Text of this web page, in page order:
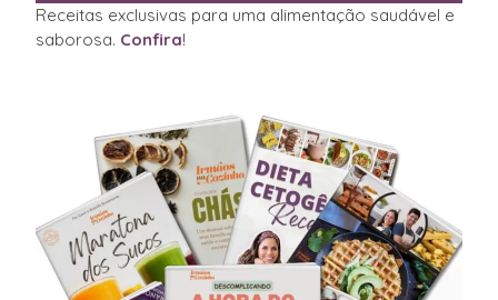
Receitas exclusivas para uma alimentação saudável e
saborosa. Confira!